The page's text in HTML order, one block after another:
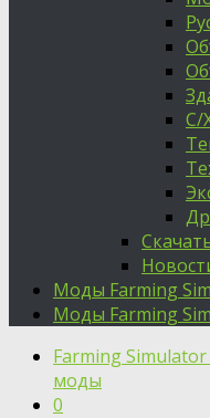
С/
Моды Farming
Моды Farming
Farming Simulator
моды
0